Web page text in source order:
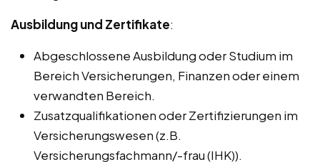
Ausbildung und Zertifikate:
Abgeschlossene Ausbildung oder Studium im
Bereich Versicherungen, Finanzen oder einem
verwandten Bereich.
Zusatzqualifikationen oder Zertifizierungen im
Versicherungswesen (z.B.
Versicherungsfachmann/-frau (IHK)).